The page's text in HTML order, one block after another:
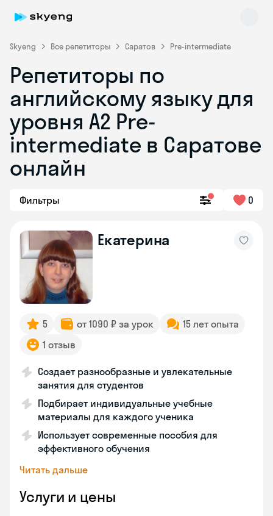
Skyeng Все репетиторы Саратов Pre-intermediate
Репетиторы по
английскому языку для
уровня A2 Pre-
intermediate в Саратове
онлайн
Фильтры 0
Екатерина
5 от 1090 ₽ за урок
15 лет опыта
1 отзыв
Создает разнообразные и увлекательные
занятия для студентов
Подбирает индивидуальные учебные
материалы для каждого ученика
Использует современные пособия для
эффективного обучения
Читать дальше
Услуги и цены
Skyeng Chat
online